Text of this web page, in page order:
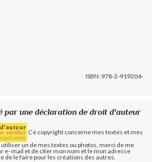
ISBN :978-2-919204-
par une déclaration de droit d'auteur
Ce copyright concerne mes textes et mes
un de mes textes ou photos, merci de me
e- mail et de citer mon nom et le mon adresse
de le faire pour les créations des autres.